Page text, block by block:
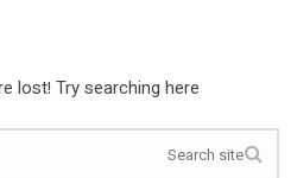
lost! Try searching here